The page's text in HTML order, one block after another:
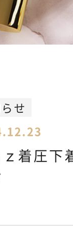
サイト
ケア
せ
ｚ着圧